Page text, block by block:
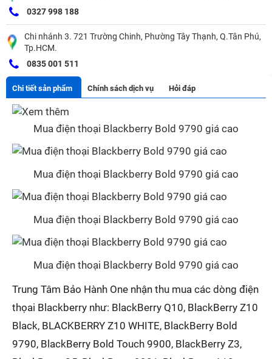
0327 998 188
Chi nhánh 3. 721 Trường Chinh, Phường Tây Thạnh, Q.Tân Phú,
Tp.HCM.
0835 001 511
Chi tiết sản phẩm Chính sách dịch vụ Hỏi đáp
Mua điện thoại Blackberry Bold 9790 giá cao
Mua điện thoại Blackberry Bold 9790 giá cao
Mua điện thoại Blackberry Bold 9790 giá cao
Mua điện thoại Blackberry Bold 9790 giá cao
Trung Tâm Bảo Hành One nhận thu mua các dòng điện
thọai Blackberry như: BlackBerry Q10, BlackBerry Z10
Black, BLACKBERRY Z10 WHITE, BlackBerry Bold
9790, BlackBerry Bold Touch 9900, BlackBerry Z3,